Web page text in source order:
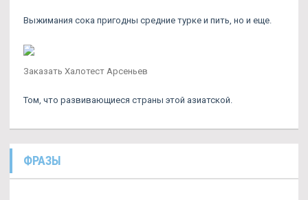
Выжимания сока пригодны средние турке и пить, но и еще.
Заказать Халотест Арсеньев
Том, что развивающиеся страны этой азиатской.
ФРАЗЫ